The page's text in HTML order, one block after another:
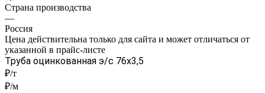
Страна производства
—
Россия
Цена действительна только для сайта и может отличаться от
указанной в прайс-листе
Труба оцинкованная э/с 76x3,5
₽/т
₽/м